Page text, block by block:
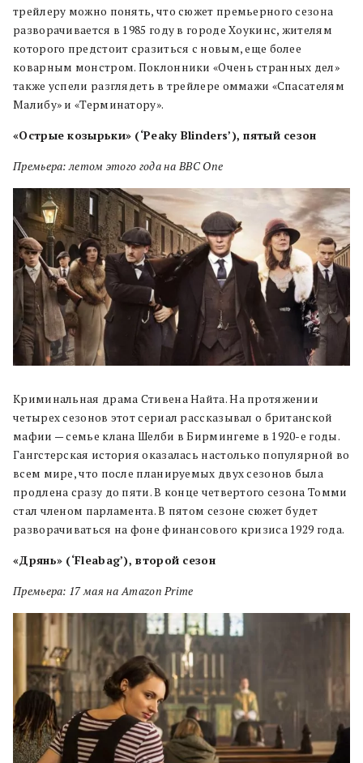
трейлеру можно понять, что сюжет премьерного сезона
разворачивается в 1985 году в городе Хоукинс, жителям
которого предстоит сразиться с новым, еще более
коварным монстром. Поклонники «Очень странных дел»
также успели разглядеть в трейлере оммажи «Спасателям
Малибу» и «Терминатору».
«Острые козырьки» (‘Peaky Blinders’), пятый сезон
Премьера: летом этого года на BBC One
Криминальная драма Стивена Найта. На протяжении
четырех сезонов этот сериал рассказывал о британской
мафии — семье клана Шелби в Бирмингеме в 1920-е годы.
Гангстерская история оказалась настолько популярной во
всем мире, что после планируемых двух сезонов была
продлена сразу до пяти. В конце четвертого сезона Томми
стал членом парламента. В пятом сезоне сюжет будет
разворачиваться на фоне финансового кризиса 1929 года.
«Дрянь» (‘Fleabag’), второй сезон
Премьера: 17 мая на Amazon Prime